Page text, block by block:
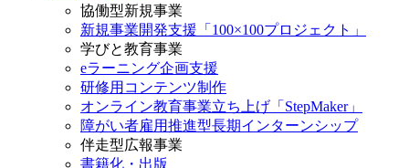
協働型新規事業
新規事業開発支援「100×100プロジェクト」
学びと教育事業
eラーニング企画支援
研修用コンテンツ制作
オンライン教育事業立ち上げ「StepMaker」
障がい者雇用推進型長期インターンシップ
伴走型広報事業
書籍化・出版